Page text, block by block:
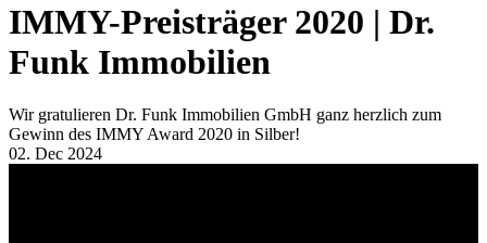
IMMY-Preisträger 2020 | Dr.
Funk Immobilien
Wir gratulieren Dr. Funk Immobilien GmbH ganz herzlich zum
Gewinn des IMMY Award 2020 in Silber!
02. Dec 2024